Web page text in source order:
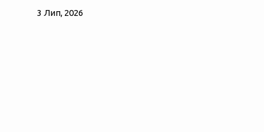
3 Лип, 2026